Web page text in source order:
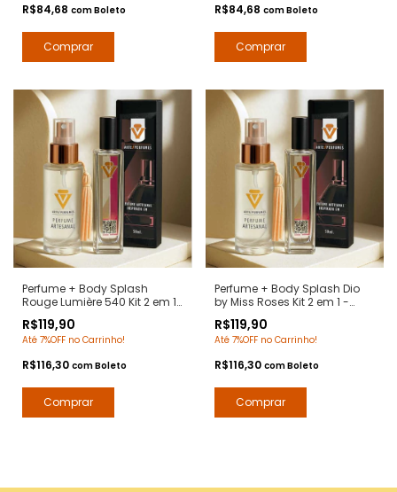
R$84,68 comBoleto R$84,68 comBoleto
Perfume + Body Splash
Rouge Lumière 540 Kit 2 em 1
Maison Paris - Contratipos
Premium - Arte 1 Perfumes
R$119,90
Até 7%OFF no Carrinho!
R$116,30 comBoleto
Perfume + Body Splash Dio
by Miss Roses Kit 2 em 1 -
Premium - Arte 1 Perfumes
R$119,90
Até 7%OFF no Carrinho!
R$116,30 comBoleto